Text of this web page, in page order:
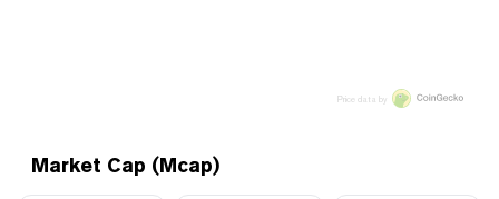
Market Cap (Mcap)
Price data by